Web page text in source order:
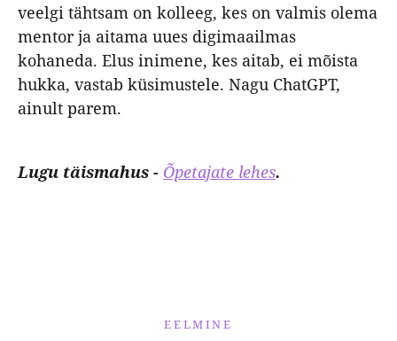
veelgi tähtsam on kolleeg, kes on valmis olema
mentor ja aitama uues digimaailmas
kohaneda. Elus inimene, kes aitab, ei mõista
hukka, vastab küsimustele. Nagu ChatGPT,
ainult parem.
Lugu täismahus - Õpetajate lehes.
EELMINE